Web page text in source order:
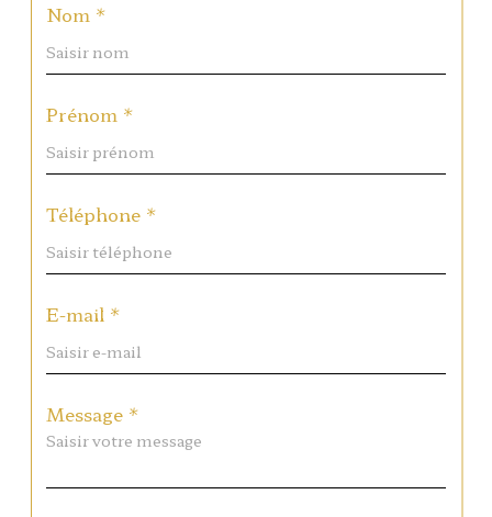
Nom *
Prénom *
Téléphone *
E-mail *
Message *